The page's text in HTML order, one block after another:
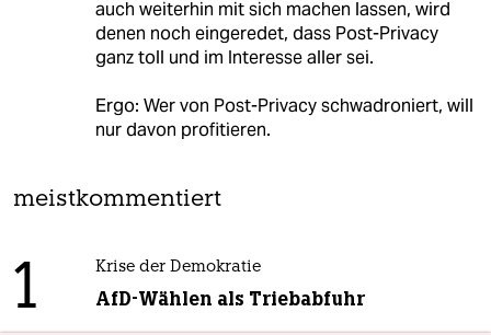
auch weiterhin mit sich machen lassen, wird
denen noch eingeredet, dass Post-Privacy
ganz toll und im Interesse aller sei.
Ergo: Wer von Post-Privacy schwadroniert, will
nur davon profitieren.
meistkommentiert
1 Krise der Demokratie
AfD-Wählen als Triebabfuhr